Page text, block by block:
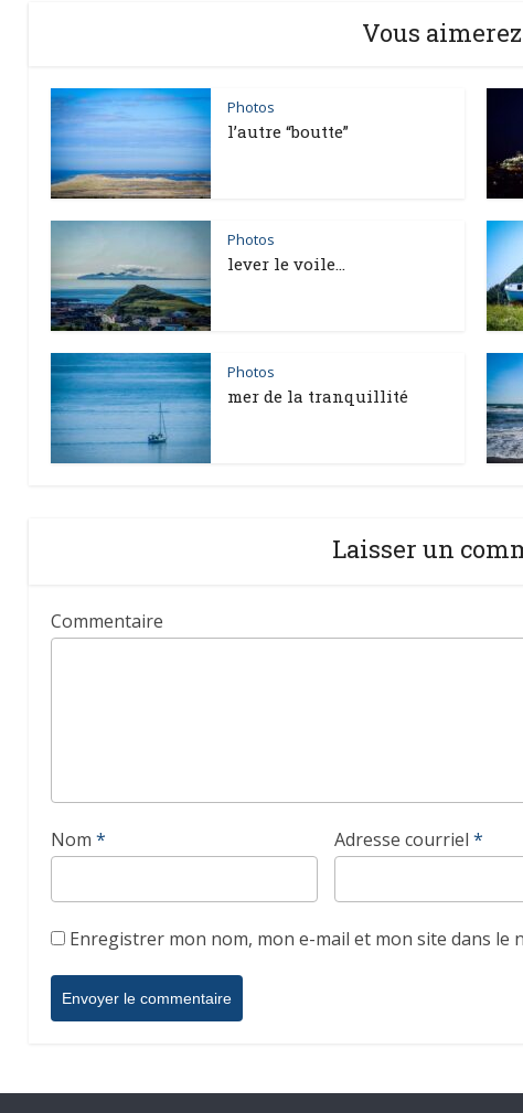
Vous
Photos
l’autre “boutte”
Photos
lever le voile…
Photos
mer de la tranquillité
Laisser un
Commentaire
Nom * Adresse courriel *
Enregistrer mon nom, mon e-mail et mon site dans